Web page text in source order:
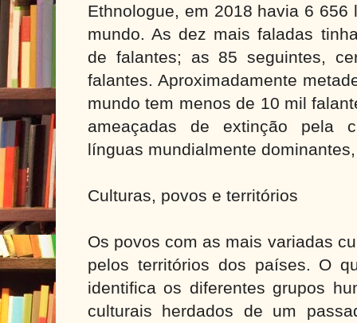
Ethnologue, em 2018 havia 6
mundo. As dez mais faladas
de falantes; as 85 seguintes,
falantes. Aproximadamente
mundo tem menos de 10 mil
ameaçadas de extinção pela
línguas mundialmente
Culturas, povos e territórios
Os povos com as mais variadas
pelos territórios dos países. O
identifica os diferentes grupos
culturais herdados de um